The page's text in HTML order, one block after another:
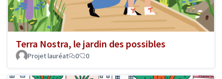
Terra Nostra, le jardin des possibles
Projet lauréat 0 0